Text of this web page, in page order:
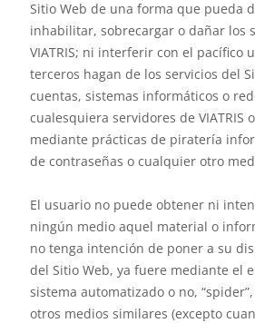
Sitio Web de una forma que pueda
inhabilitar, sobrecargar o dañar los
VIATRIS; ni interferir con el pacífico
terceros hagan de los servicios del
cuentas, sistemas informáticos o
cualesquiera servidores de VIATRIS
mediante prácticas de piratería
de contraseñas o cualquier otro
El usuario no puede obtener ni
ningún medio aquel material o
no tenga intención de poner a su
del Sitio Web, ya fuere mediante el
sistema automatizado o no, “spider”,
otros medios similares (excepto